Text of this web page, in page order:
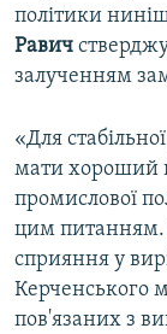
політики
Равич
залученням
«Для
мати хороший
промислової
цим питанням.
сприяння у
Керченського
пов'язаних з